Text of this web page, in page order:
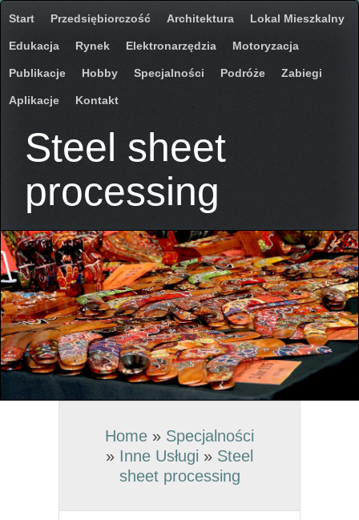
Start Przedsiębiorczość Architektura Lokal Mieszkalny
Edukacja Rynek Elektronarzędzia Motoryzacja
Publikacje Hobby Specjalności Podróże Zabiegi
Aplikacje Kontakt
Steel sheet
processing
Home » Specjalności
» Inne Usługi » Steel
sheet processing